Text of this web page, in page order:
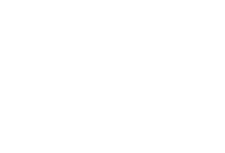
El Cine Albéniz de Málaga
Semana Santa 2025, un
amantes del arte. La obra,
reveló como un homenaje a
marcando el inicio de la